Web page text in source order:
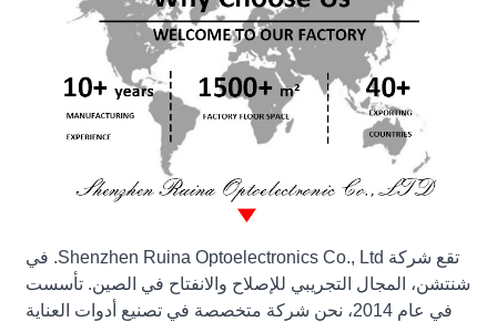
تقع شركة Shenzhen Ruina Optoelectronics Co., Ltd. في
شنتشن، المجال التجريبي للإصلاح والانفتاح في الصين. تأسست
في عام 2014، نحن شركة متخصصة في تصنيع أدوات العناية